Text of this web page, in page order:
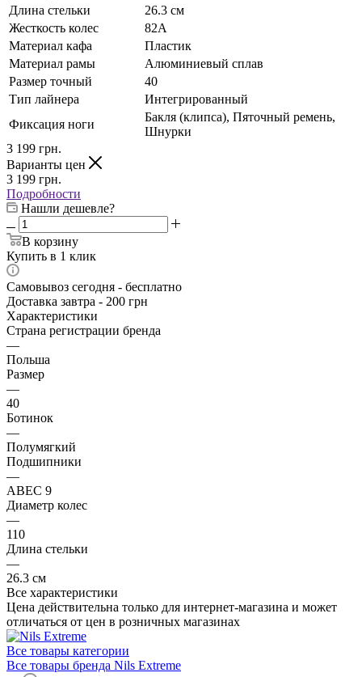
Длина стельки
26.3 см
Жесткость колес
82А
Материал кафа
Пластик
Материал рамы
Алюминиевый сплав
Размер точный
40
Тип лайнера
Интегрированный
Фиксация ноги
Бакля (клипса), Пяточный ремень,
Шнурки
3 199 грн.
Варианты цен
3 199 грн.
Подробности
Нашли дешевле?
В корзину
Купить в 1 клик
Самовывоз сегодня - бесплатно
Доставка завтра - 200 грн
Характеристики
Страна регистрации бренда
—
Польша
Размер
—
40
Ботинок
—
Полумягкий
Подшипники
—
ABEC 9
Диаметр колес
—
110
Длина стельки
—
26.3 см
Все характеристики
Цена действительна только для интернет-магазина и может
отличаться от цен в розничных магазинах
Все товары категории
Все товары бренда Nils Extreme